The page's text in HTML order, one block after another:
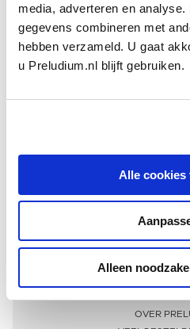
media, adverteren en
gegevens combineren met
hebben verzameld. U gaat
u Preludium.nl blijft gebruiken.
Alle cookies
Alleen
Meer
OVER